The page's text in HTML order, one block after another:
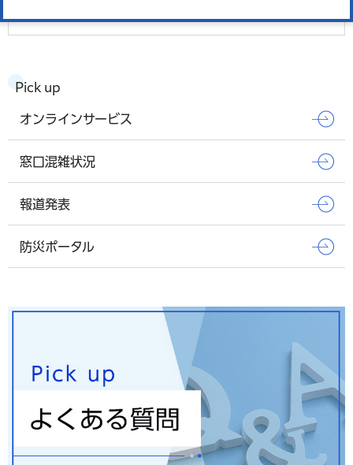
Pick up
オンラインサービス
窓口混雑状況
報道発表
防災ポータル